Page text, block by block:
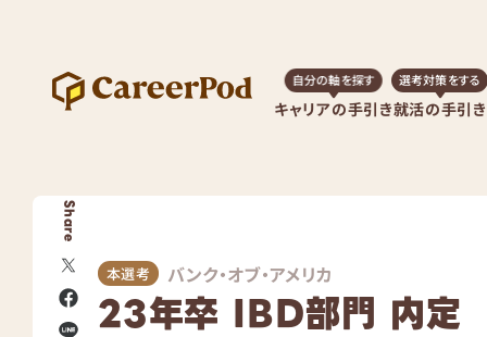
キャリアの手引き
自分の軸を探す
就活の手引き
選考対策をする
Share
本選考 バンク・オブ・アメリカ
23年卒 IBD部門 内定